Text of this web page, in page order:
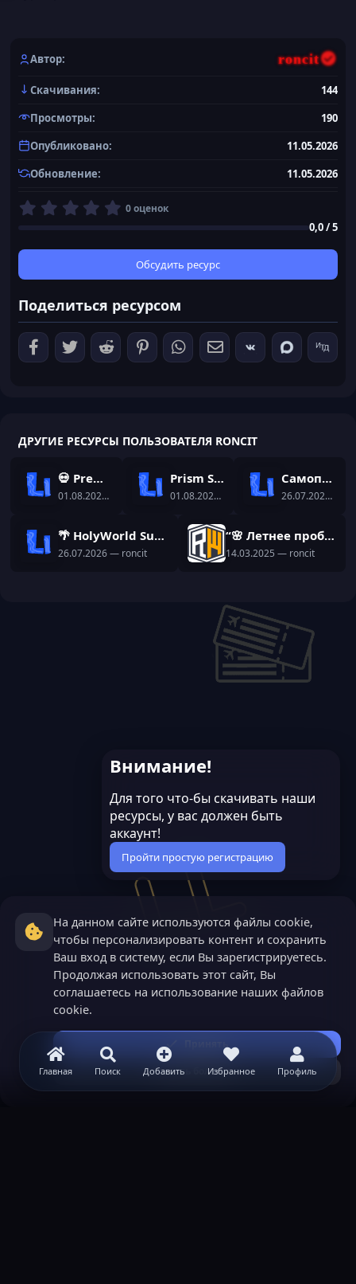
Главная Поиск Добавить Избранное Профиль
Автор roncit
Скачивания
144
Просмотры
190
Опубликовано
11.05.2026
Обновление
11.05.2026
0
0
в
ё
з
д
0 оценок
0,0 / 5
Обсудить ресурс
Поделиться ресурсом
ДРУГИЕ РЕСУРСЫ ПОЛЬЗОВАТЕЛЯ RONCIT
💀 Premium Bedwars Setup | NitroSetup
01.08.2026 — roncit
Prism Skyblock Setup | Dungeon-RPG Setup
01.08.2026 — roncit
Самописный плагин на ИИ - TwinAI
26.07.2026 —
🌴 HolyWorld Summer | Готовая сборка с уникальными самописами
26.07.2026— roncit
“🌸 Летнее пробуждение в ReallyWorld! 🌿✨ Новая сборка уже здесь!”
14.03.2025 — roncit
Внимание!
Для того что-бы скачивать наши
ресурсы, у вас должен быть
аккаунт!
Пройти простую регистрацию
На данном сайте используются файлы cookie,
чтобы персонализировать контент и сохранить
Ваш вход в систему, если Вы зарегистрируетесь.
Продолжая использовать этот сайт, Вы
соглашаетесь на использование наших файлов
cookie.
Принять
Узнать больше...